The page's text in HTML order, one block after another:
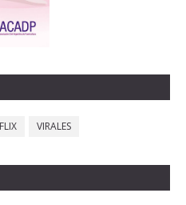
VIRALES